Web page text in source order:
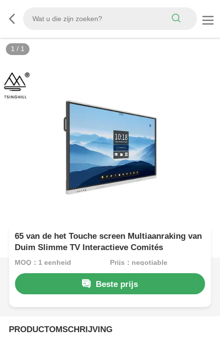
1 / 1
65 van de het Touche screen Multiaanraking van
Duim Slimme TV Interactieve Comités
MOQ：1 eenheid Prijs：negotiable
Beste prijs
PRODUCTOMSCHRIJVING